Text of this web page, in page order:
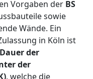
Vorgaben der BS
sowie
Wände. Ein
in Köln ist
Dauer der
der
, welche die